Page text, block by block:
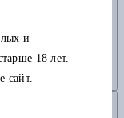
и
18 лет.
сайт.